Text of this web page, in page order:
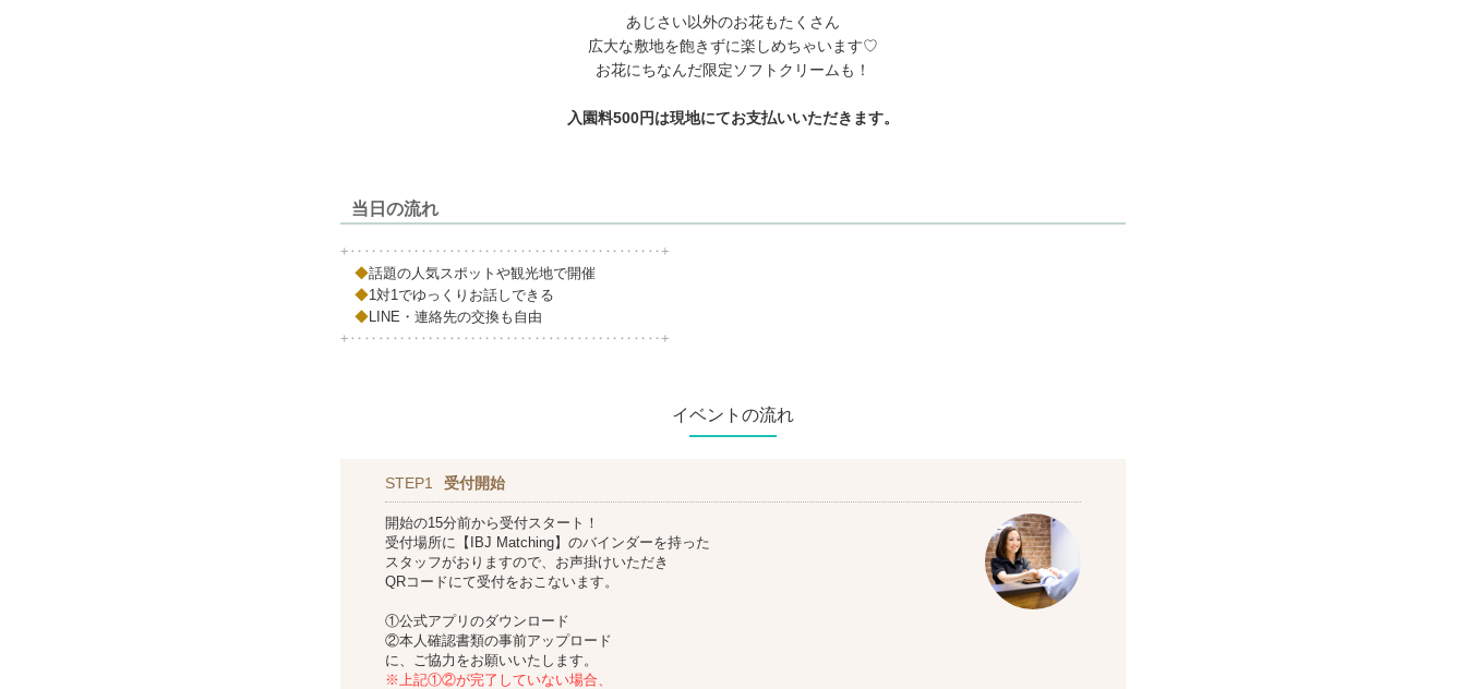
あじさい以外のお花もたくさん
広大な敷地を飽きずに楽しめちゃいます♡
お花にちなんだ限定ソフトクリームも！
入園料500円は現地にてお支払いいただきます。
当日の流れ
+‥‥‥‥‥‥‥‥‥‥‥‥‥‥‥‥‥‥‥‥‥‥+
◆話題の人気スポットや観光地で開催
◆1対1でゆっくりお話しできる
◆LINE・連絡先の交換も自由
+‥‥‥‥‥‥‥‥‥‥‥‥‥‥‥‥‥‥‥‥‥‥+
イベントの流れ
STEP1 受付開始
開始の15分前から受付スタート！
受付場所に【IBJ Matching】のバインダーを持った
スタッフがおりますので、お声掛けいただき
QRコードにて受付をおこないます。
①公式アプリのダウンロード
②本人確認書類の事前アップロード
に、ご協力をお願いいたします。
※上記①②が完了していない場合、